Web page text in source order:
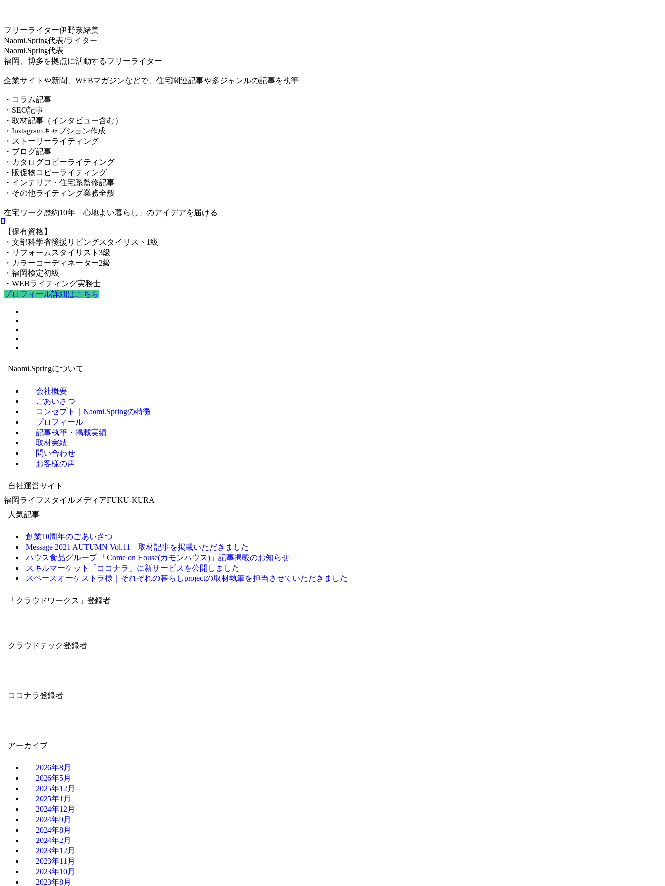
フリーライター伊野奈緒美
Naomi.Spring代表/ライター
Naomi.Spring代表
福岡、博多を拠点に活動するフリーライター
企業サイトや新聞、WEBマガジンなどで、住宅関連記事や多ジャンルの記事を執筆
・コラム記事
・SEO記事
・取材記事（インタビュー含む）
・Instagramキャプション作成
・ストーリーライティング
・ブログ記事
・カタログコピーライティング
・販促物コピーライティング
・インテリア・住宅系監修記事
・その他ライティング業務全般
在宅ワーク歴約10年「心地よい暮らし」のアイデアを届ける
【保有資格】
・文部科学省後援リビングスタイリスト1級
・リフォームスタイリスト3級
・カラーコーディネーター2級
・福岡検定初級
・WEBライティング実務士
プロフィール詳細はこちら
Naomi.Springについて
会社概要
ごあいさつ
コンセプト｜Naomi.Springの特徴
プロフィール
記事執筆・掲載実績
取材実績
問い合わせ
お客様の声
自社運営サイト
福岡ライフスタイルメディアFUKU-KURA
人気記事
創業10周年のごあいさつ
Message 2021 AUTUMN Vol.11 取材記事を掲載いただきました
ハウス食品グループ 「Come on House(カモンハウス)」記事掲載のお知らせ
スキルマーケット「ココナラ」に新サービスを公開しました
スペースオーケストラ様｜それぞれの暮らしprojectの取材執筆を担当させていただきました
「クラウドワークス」登録者
クラウドテック登録者
ココナラ登録者
アーカイブ
2026年8月
2026年5月
2025年12月
2025年1月
2024年12月
2024年9月
2024年8月
2024年2月
2023年12月
2023年11月
2023年10月
2023年8月